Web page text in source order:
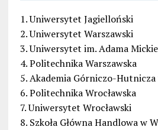
1. Uniwersytet Jagielloński
2. Uniwersytet Warszawski
3. Uniwersytet im. Adama
4. Politechnika Warszawska
5. Akademia Górniczo-
6. Politechnika Wrocławska
7. Uniwersytet Wrocławski
8. Szkoła Główna Handlowa w